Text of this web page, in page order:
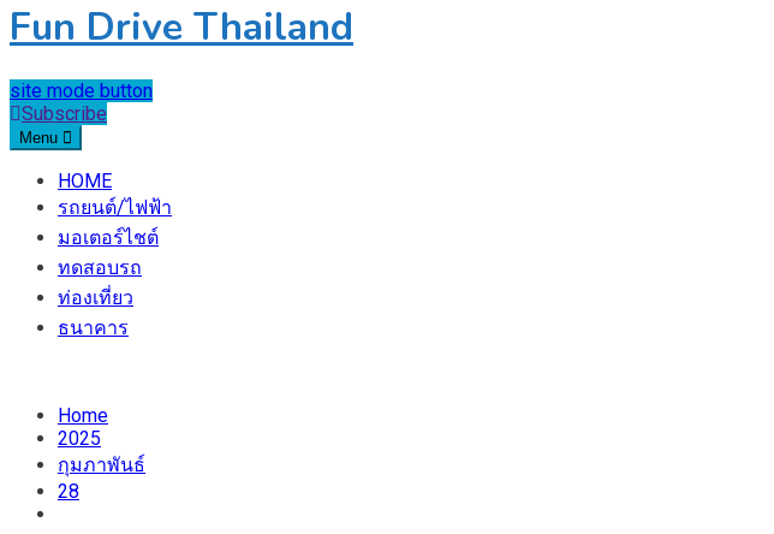
Fun Drive Thailand
site mode button
Subscribe
Menu
HOME
รถยนต์/ไฟฟ้า
มอเตอร์ไชต์
ทดสอบรถ
ท่องเที่ยว
ธนาคาร
Home
2025
กุมภาพันธ์
28